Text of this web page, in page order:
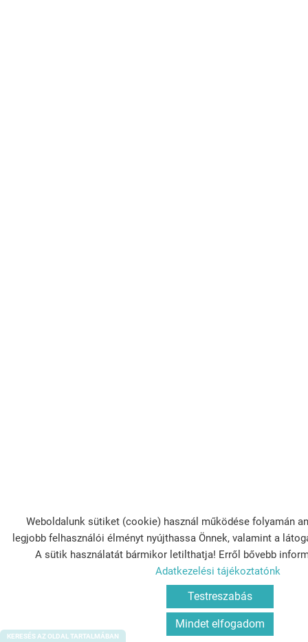
Mindet elfogadom
Testreszabás
Weboldalunk sütiket (cookie) használ működése folyamán
legjobb felhasználói élményt nyújthassa Önnek, valamint a
A sütik használatát bármikor letilthatja! Erről bővebb
Adatkezelési tájékoztatónk
KERESÉS AZ OLDAL TARTALMÁBAN